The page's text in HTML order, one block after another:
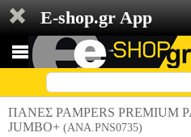
E-shop.gr App
ΠΑΝΕΣ PAMPERS PREMIUM
JUMBO+ (ANA.PNS0735)